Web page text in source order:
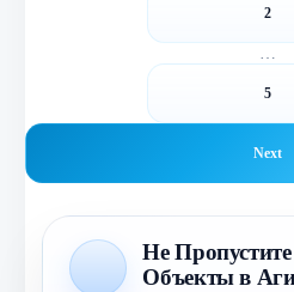
2
…
5
Next
Не
Объекты в